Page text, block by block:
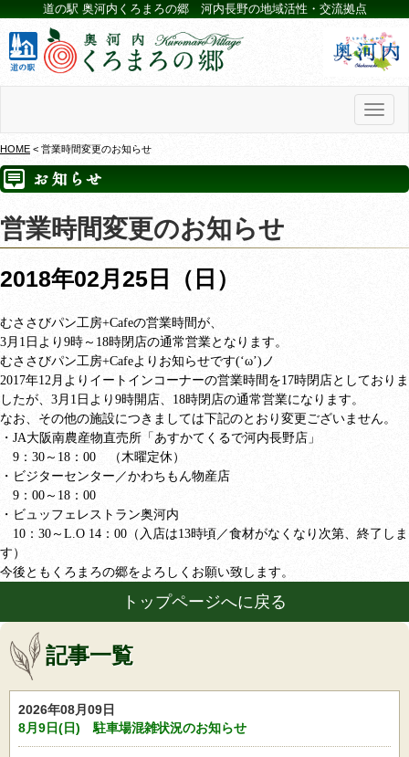
道の駅 奥河内くろまろの郷 河内長野の地域活性・交流拠点
HOME < 営業時間変更のお知らせ
営業時間変更のお知らせ
2018年02月25日（日）
むささびパン工房+Cafeの営業時間が、
3月 1 日より9時～ 18時閉店の通常営業となります。
むささびパン工房+Cafeよりお知らせです(‘ω’) ノ
2017年12月よりイートインコーナーの営業時間を17時閉店としておりま
したが、 3月 1 日より 9時開店、 18時閉店の通常営業になります。
なお、その他の施設につきましては下記のとおり変更ございません。
・ JA大阪南農産物直売所「あすかてくるで河内長野店」
9 ： 30 ～ 18 ： 00 （木曜定休）
・ビジターセンター／かわちもん物産店
9 ： 00 ～ 18 ： 00
・ビュッフェレストラン奥河内
10 ： 30 ～ L.O 14 ： 00 （入店は13時頃／食材がなくなり次第、終了しま
す）
今後ともくろまろの郷をよろしくお願い致します。
トップページへに戻る
記事一覧
2026年08月09日
8月9日(日) 駐車場混雑状況のお知らせ